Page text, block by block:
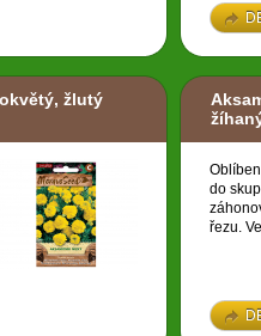
žlutý
do
řezu.